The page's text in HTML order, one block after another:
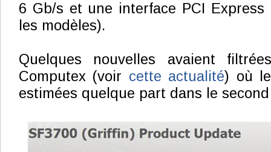
6 Gb/s et une interface PCI
les modèles).
Quelques nouvelles avaient
Computex (voir cette actualité) où
estimées quelque part dans le